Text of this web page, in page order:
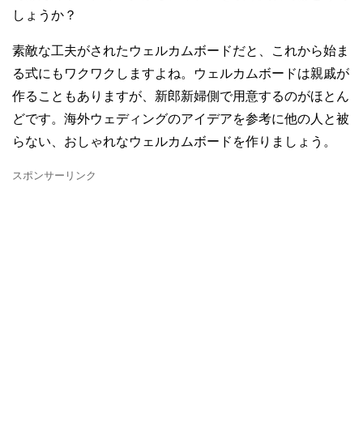
しょうか？
素敵な工夫がされたウェルカムボードだと、これから始ま
る式にもワクワクしますよね。ウェルカムボードは親戚が
作ることもありますが、新郎新婦側で用意するのがほとん
どです。海外ウェディングのアイデアを参考に他の人と被
らない、おしゃれなウェルカムボードを作りましょう。
スポンサーリンク